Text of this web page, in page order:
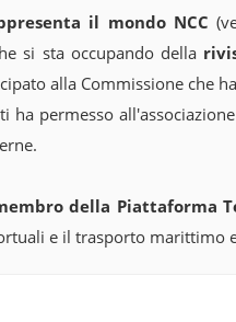
il mondo NCC
si sta occupando della
alla Commissione che
ha permesso
della Piattaforma
e il trasporto marittimo